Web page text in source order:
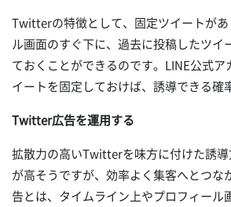
Twitterの特徴として、固定ツイートが
ル画面のすぐ下に、過去に投稿したツイ
ておくことができるのです。LINE公式ア
イートを固定しておけば、誘導できる確
Twitter広告を運用する
拡散力の高いTwitterを味方に付けた誘
が高そうですが、効率よく集客へとつ
告とは、タイムライン上やプロフィール